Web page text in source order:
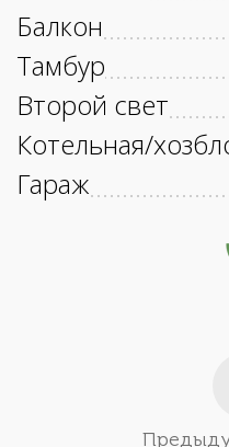
Балкон
Тамбур
Второй свет
Котельная/
Гараж